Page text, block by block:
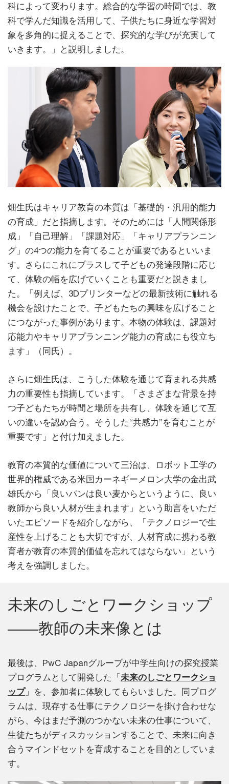
科によって変わります。総合的な学習の時間では、教
科で学んだ知識を活用して、子供たちに身近な学習対
象を多角的に捉えることで、探究的な学びが充実して
いきます。」と説明しました。
畑生氏はキャリア教育の本質は「基礎的・汎用的能力
の育成」だと指摘します。そのためには「人間関係形
成」「自己理解」「課題対応」「キャリアプランニン
グ」の4つの能力を育てることが重要であるといいま
す。さらにこれにプラスして子どもの発達段階に応じ
て、体験の幅を広げていくことも重要だと説きまし
た。「例えば、3Dプリンターなどの最新技術に触れる
機会を設けたことで、子どもたちの興味を広げること
につながった事例があります。本物の体験は、課題対
応能力やキャリアプランニング能力の育成にも役立ち
ます」（同氏）。
さらに畑生氏は、こうした体験を通じて育まれる共感
力の重要性も指摘しています。「さまざまな背景を持
つ子どもたちが時間と場所を共有し、体験を通じて互
いの違いを認め合う。そうした“共感力”を育むことが
重要です」と付け加えました。
教育の本質的な価値について三治は、ロボット工学の
世界的権威である米国カーネギーメロン大学の金出武
雄氏から「良いパンは良い麦からというように、良い
教師から良い人材が生まれます」という助言をいただ
いたエピソードを紹介しながら、「テクノロジーで生
産性を上げることも大切ですが、人材育成に携わる教
育者が教育の本質的価値を忘れてはならない」という
考えを強調しました。
未来のしごとワークショップ
――教師の未来像とは
最後は、PwC Japanグループが中学生向けの探究授業
プログラムとして開発した「未来のしごとワークショ
ップ」を、参加者に体験してもらいました。同プログ
ラムは、現存する仕事にテクノロジーを掛け合わせな
がら、今はまだ予測のつかない未来の仕事について、
生徒たちがディスカッションすることで、未来に向き
合うマインドセットを育成することを目的としていま
す。